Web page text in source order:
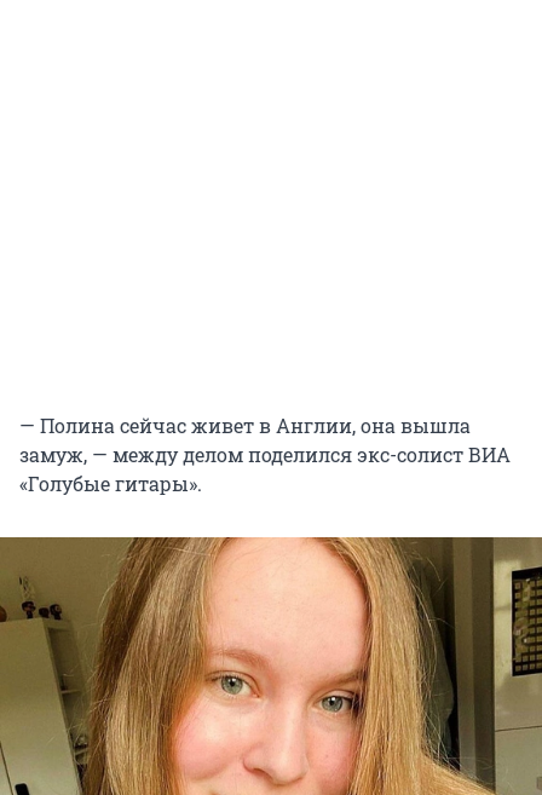
— Полина сейчас живет в Англии, она вышла
замуж, — между делом поделился экс-солист ВИА
«Голубые гитары».